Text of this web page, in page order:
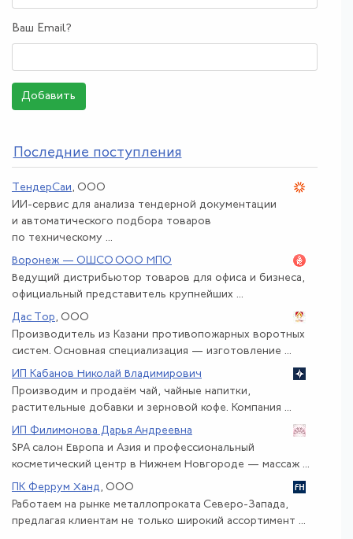
Ваш Email?
Добавить
Последние поступления
ТендерСаи, ООО
ИИ-сервис для анализа тендерной документации
и автоматического подбора товаров
по техническому ...
Воронеж — ОШСО ООО МПО
Ведущий дистрибьютор товаров для офиса и бизнеса,
официальный представитель крупнейших ...
Дас Тор, ООО
Производитель из Казани противопожарных воротных
систем. Основная специализация — изготовление ...
ИП Кабанов Николай Владимирович
Производим и продаём чай, чайные напитки,
растительные добавки и зерновой кофе. Компания ...
ИП Филимонова Дарья Андреевна
SPA салон Европа и Азия и профессиональный
косметический центр в Нижнем Новгороде — массаж ...
ПК Феррум Ханд, ООО
Работаем на рынке металлопроката Северо-Запада,
предлагая клиентам не только широкий ассортимент ...